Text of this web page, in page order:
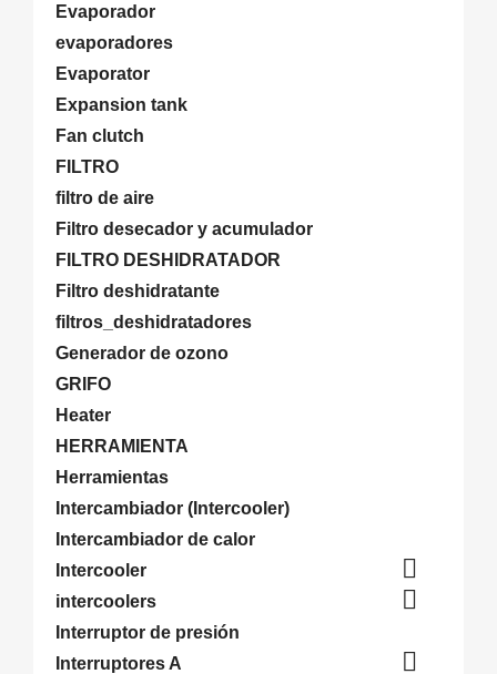
Evaporador
evaporadores
Evaporator
Expansion tank
Fan clutch
FILTRO
filtro de aire
Filtro desecador y acumulador
FILTRO DESHIDRATADOR
Filtro deshidratante
filtros_deshidratadores
Generador de ozono
GRIFO
Heater
HERRAMIENTA
Herramientas
Intercambiador (Intercooler)
Intercambiador de calor
Intercooler

intercoolers 
Interruptor de presión
Interruptores A
